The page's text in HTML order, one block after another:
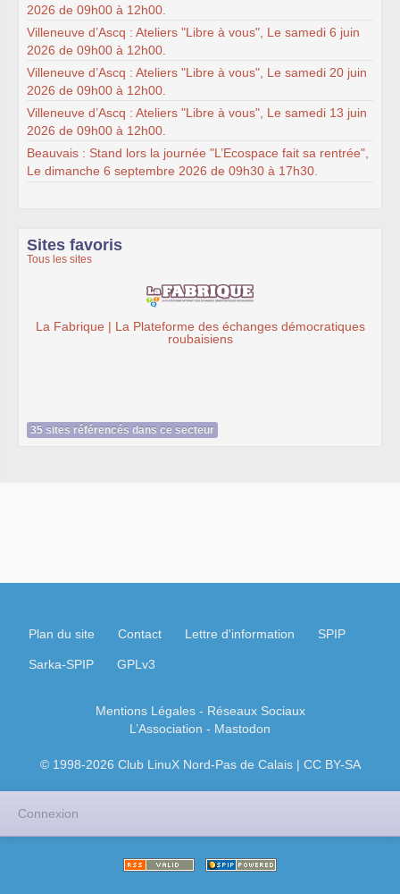
2026 de 09h00 à 12h00.
Villeneuve d’Ascq : Ateliers "Libre à vous", Le samedi 6 juin
2026 de 09h00 à 12h00.
Villeneuve d’Ascq : Ateliers "Libre à vous", Le samedi 20 juin
2026 de 09h00 à 12h00.
Villeneuve d’Ascq : Ateliers "Libre à vous", Le samedi 13 juin
2026 de 09h00 à 12h00.
Beauvais : Stand lors la journée "L’Ecospace fait sa rentrée",
Le dimanche 6 septembre 2026 de 09h30 à 17h30.
Sites favoris
Tous les sites
La Fabrique | La Plateforme des échanges démocratiques
roubaisiens
35 sites référencés dans ce secteur
Plan du site Contact Lettre d'information SPIP
Sarka-SPIP GPLv3
Mentions Légales- Réseaux Sociaux
L’Association - Mastodon
© 1998-2026 Club LinuX Nord-Pas de Calais | CC BY-SA
Connexion